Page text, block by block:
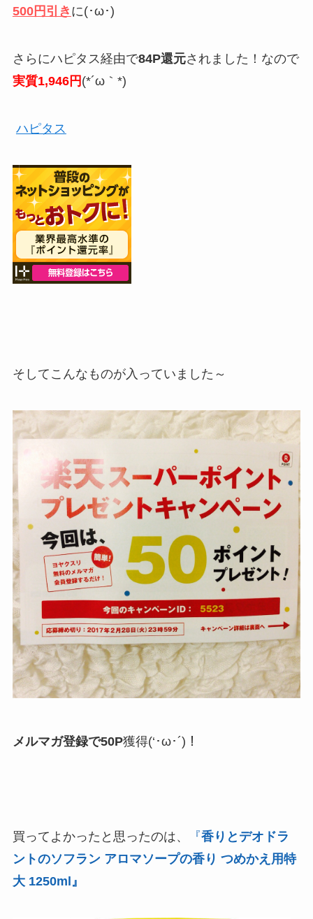
500円引き に(･ω･)
さらにハピタス経由で84P還元されました！なので
実質1,946円 (*´ω｀*)
ハピタス
そしてこんなものが入っていました～
メルマガ登録で50P獲得(‘･ω･´)！
買ってよかったと思ったのは、 『香りとデオドラ
ントのソフラン アロマソープの香り つめかえ用特
大 1250ml』